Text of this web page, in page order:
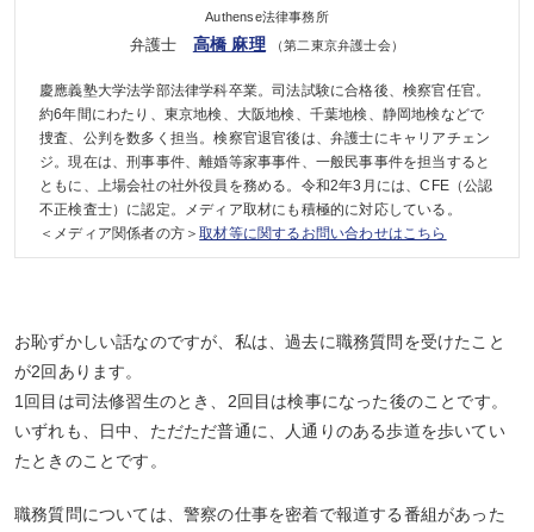
Authense法律事務所
弁護士 高橋 麻理 （第二東京弁護士会）
慶應義塾大学法学部法律学科卒業。司法試験に合格後、検察官任官。
約6年間にわたり、東京地検、大阪地検、千葉地検、静岡地検などで
捜査、公判を数多く担当。検察官退官後は、弁護士にキャリアチェン
ジ。現在は、刑事事件、離婚等家事事件、一般民事事件を担当すると
ともに、上場会社の社外役員を務める。令和2年3月には、CFE（公認
不正検査士）に認定。メディア取材にも積極的に対応している。
＜メディア関係者の方＞取材等に関するお問い合わせはこちら
お恥ずかしい話なのですが、私は、過去に職務質問を受けたこと
が2回あります。
1回目は司法修習生のとき、2回目は検事になった後のことです。
いずれも、日中、ただただ普通に、人通りのある歩道を歩いてい
たときのことです。
職務質問については、警察の仕事を密着で報道する番組があった